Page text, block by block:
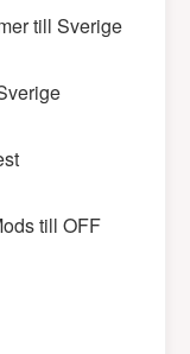
till Sverige
till OFF